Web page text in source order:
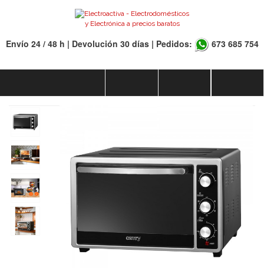
Envío 24 / 48 h | Devolución 30 días | Pedidos: 673 685 754